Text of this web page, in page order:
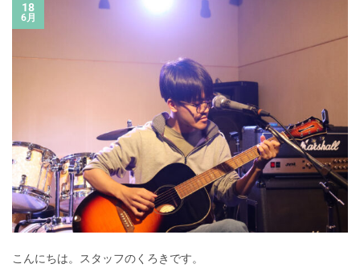
18
6月
こんにちは。スタッフのくろきです。